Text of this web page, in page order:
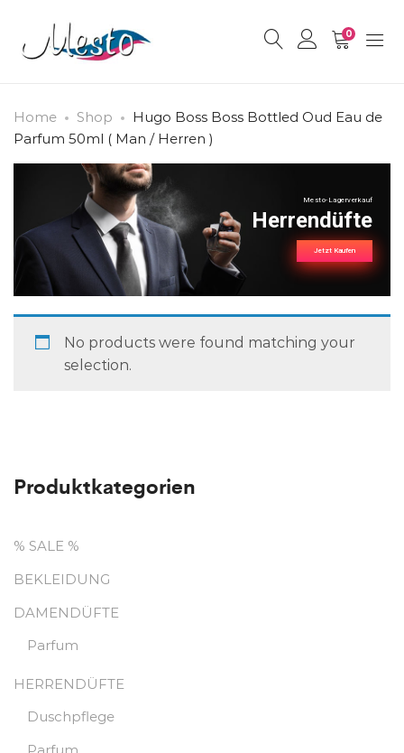
0
Home Shop
Hugo Boss Boss Bottled Oud Eau de
Parfum 50ml ( Man / Herren )
Herrendüfte
Jetzt Kaufen
No products were found matching your
selection.
Produktkategorien
% SALE %
BEKLEIDUNG
DAMENDÜFTE
Parfum
HERRENDÜFTE
Duschpflege